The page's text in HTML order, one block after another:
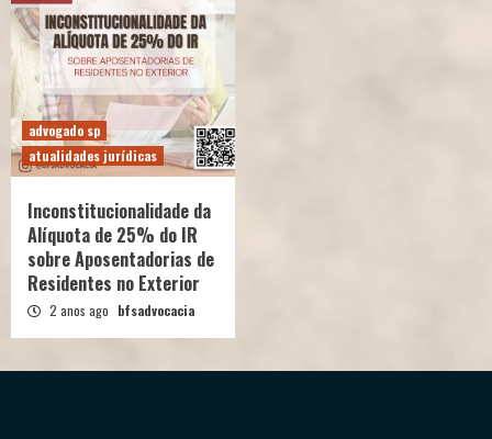
advogado sp
atualidades jurídicas
Inconstitucionalidade da
Alíquota de 25% do IR
sobre Aposentadorias de
Residentes no Exterior
2 anos ago bfsadvocacia